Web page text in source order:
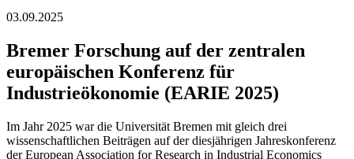
03.09.2025
Bremer Forschung auf der zentralen
europäischen Konferenz für
Industrieökonomie (EARIE 2025)
Im Jahr 2025 war die Universität Bremen mit gleich drei
wissenschaftlichen Beiträgen auf der diesjährigen Jahreskonferenz
der European Association for Research in Industrial Economics